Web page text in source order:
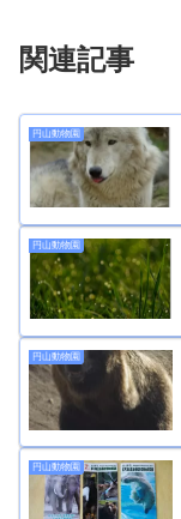
関連記事
円山動物園
円山動物園
円山動物園
円山動物園